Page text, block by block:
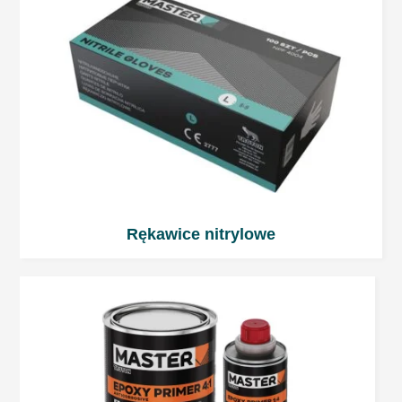
Czas życia to 5 ÷ 7 minut w 20°C.
Czas utwardzania
25 ÷ 35 minut w 20°C.
Temperatura poniżej 20°C znacząco wydłuża
Szlifowanie zgrubne (na sucho): P100 ÷ P120.
Szlifowanie wykończeniowe (na sucho): P120
÷ P320
Rękawice nitrylowe